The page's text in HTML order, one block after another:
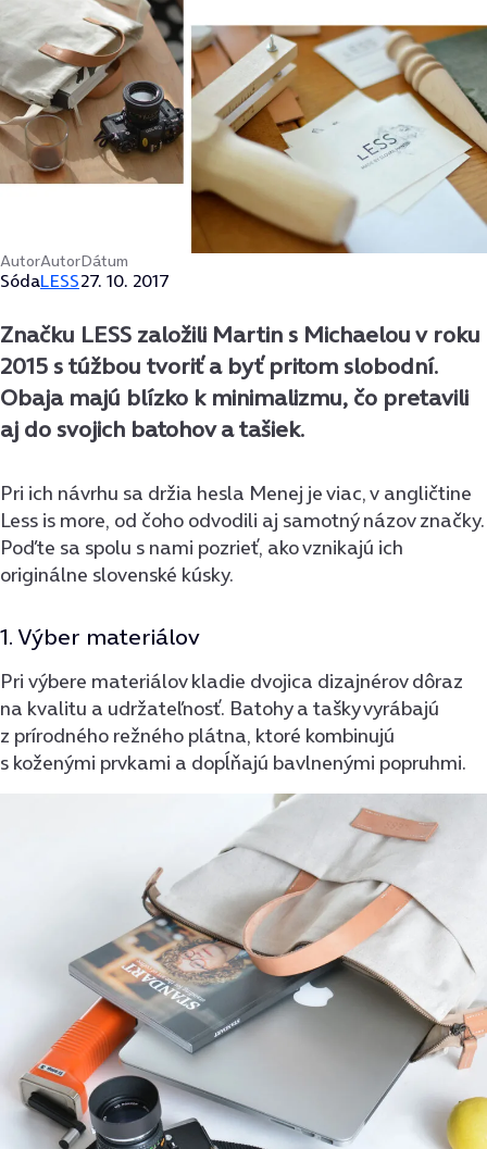
Autor
Sóda
Autor
LESS
Dátum
27. 10. 2017
Značku LESS založili Martin s Michaelou v roku
2015 s túžbou tvoriť a byť pritom slobodní.
Obaja majú blízko k minimalizmu, čo pretavili
aj do svojich batohov a tašiek.
Pri ich návrhu sa držia hesla Menej je viac, v angličtine
Less is more, od čoho odvodili aj samotný názov značky.
Poďte sa spolu s nami pozrieť, ako vznikajú ich
originálne slovenské kúsky.
1. Výber materiálov
Pri výbere materiálov kladie dvojica dizajnérov dôraz
na kvalitu a udržateľnosť. Batohy a tašky vyrábajú
z prírodného režného plátna, ktoré kombinujú
s koženými prvkami a dopĺňajú bavlnenými popruhmi.